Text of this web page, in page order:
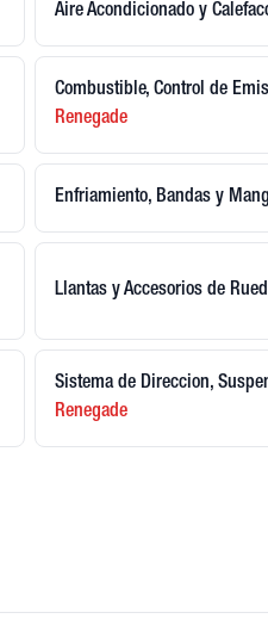
Aire Acondicionado y
Combustible, Control de
Renegade
Enfriamiento, Bandas y
Llantas y Accesorios de
Sistema de Direccion,
Renegade